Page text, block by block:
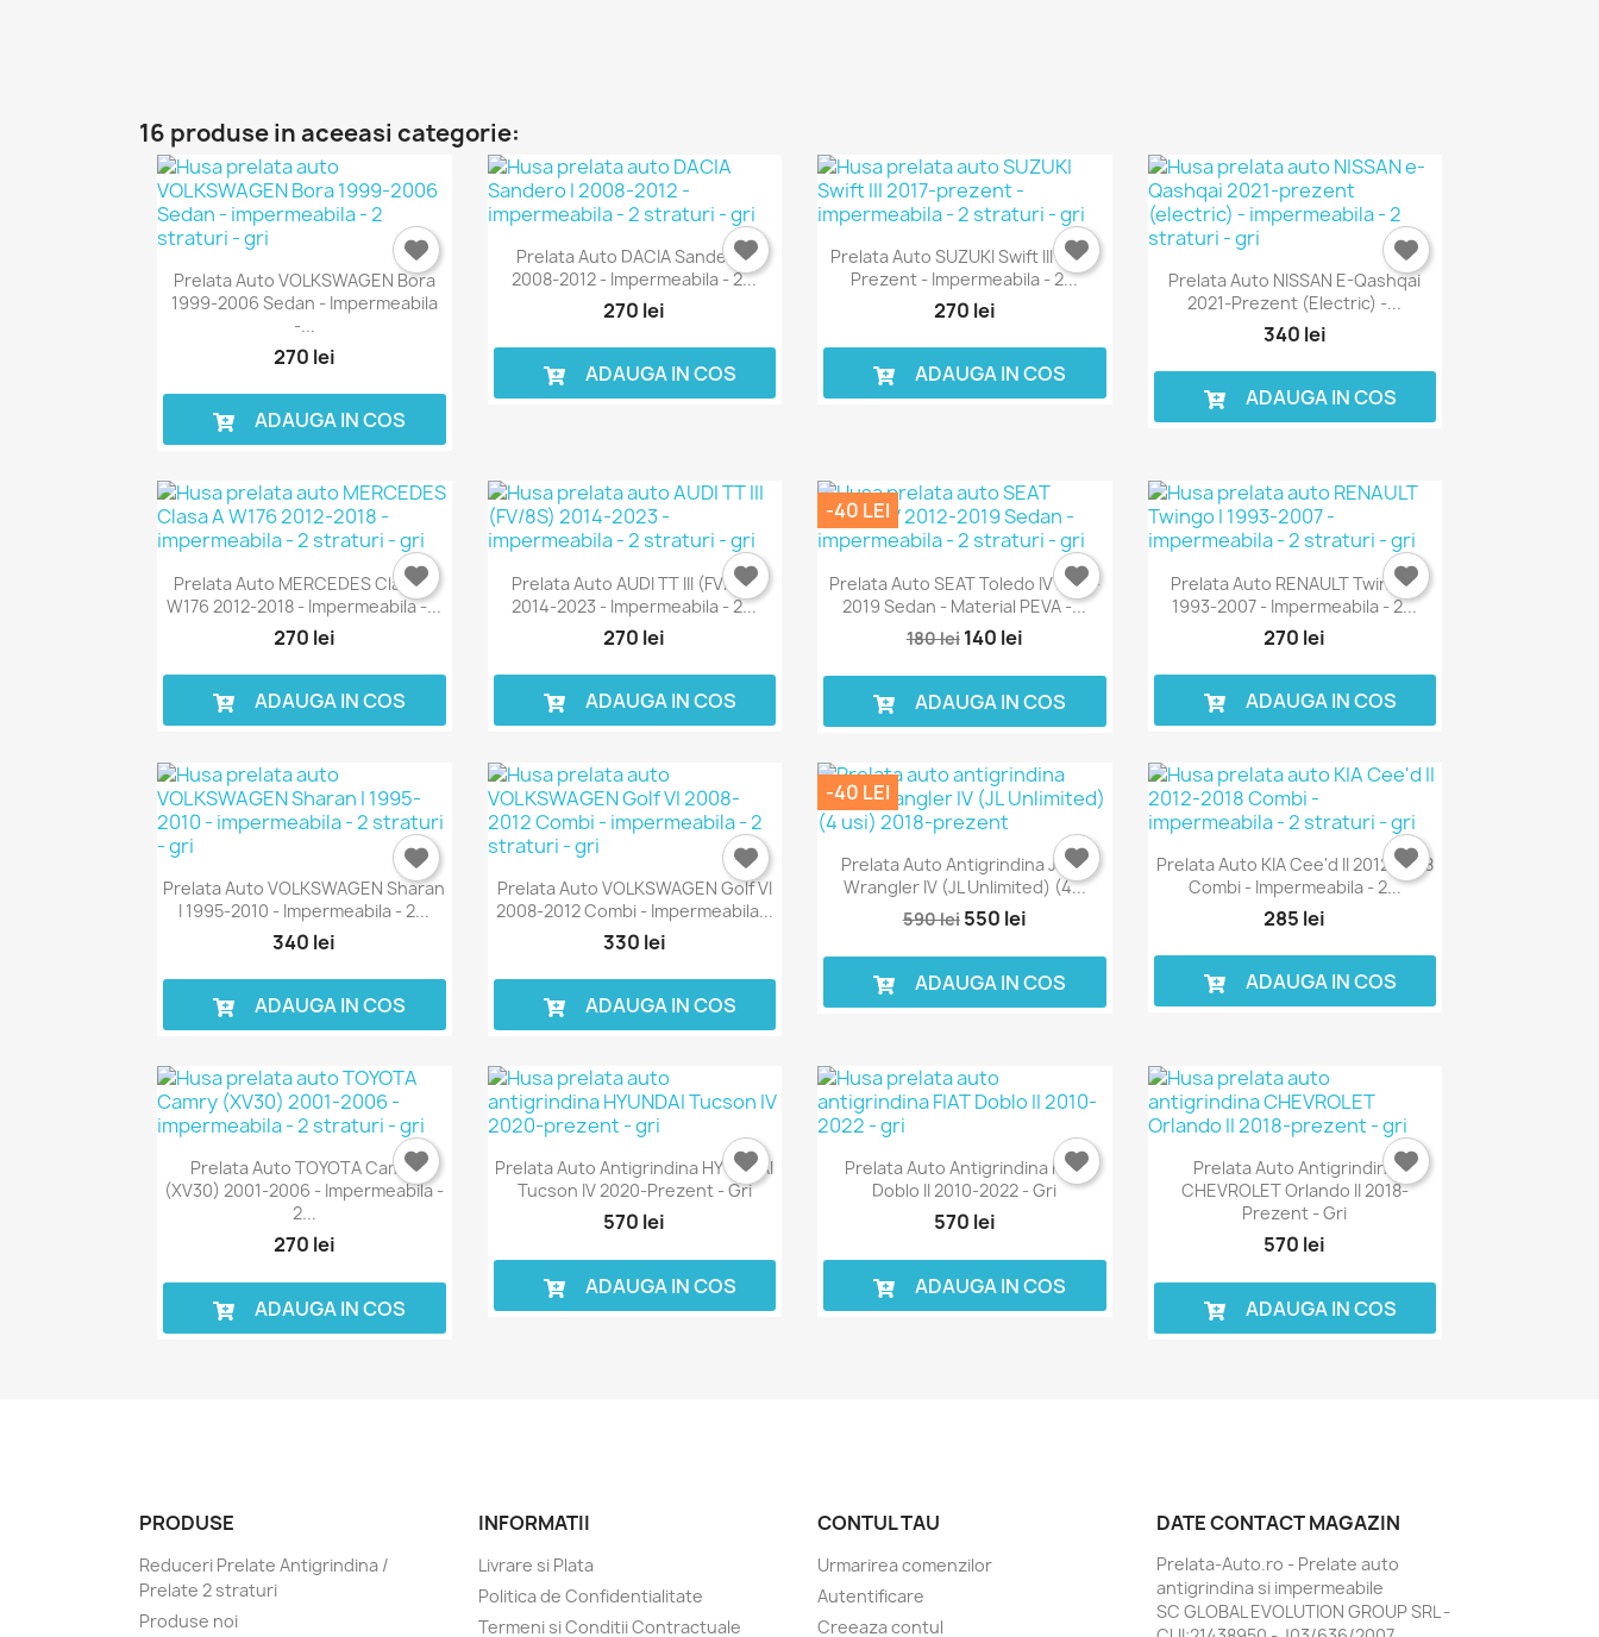
16 produse in aceeasi categorie:
Prelata Auto VOLKSWAGEN Bora
1999-2006 Sedan - Impermeabila
-...
270 lei
ADAUGA IN COS
Prelata Auto DACIA Sandero I
2008-2012 - Impermeabila - 2...
270 lei
ADAUGA IN COS
Prelata Auto SUZUKI Swift III 2017-
Prezent - Impermeabila - 2...
270 lei
ADAUGA IN COS
Prelata Auto NISSAN E-Qashqai
2021-Prezent (electric) -...
340 lei
ADAUGA IN COS
Prelata Auto MERCEDES Clasa A
W176 2012-2018 - Impermeabila -...
270 lei
ADAUGA IN COS
Prelata Auto AUDI TT III (FV/8S)
2014-2023 - Impermeabila - 2...
270 lei
ADAUGA IN COS
Prelata Auto SEAT Toledo IV 2012-
2019 Sedan - Material PEVA -...
180 lei 140 lei
-40 LEI
ADAUGA IN COS
Prelata Auto RENAULT Twingo I
1993-2007 - Impermeabila - 2...
270 lei
ADAUGA IN COS
Prelata Auto VOLKSWAGEN Sharan
I 1995-2010 - Impermeabila - 2...
340 lei
ADAUGA IN COS
Prelata Auto VOLKSWAGEN Golf VI
2008-2012 Combi - Impermeabila...
330 lei
ADAUGA IN COS
Prelata Auto Antigrindina JEEP
Wrangler IV (JL Unlimited) (4...
590 lei 550 lei
-40 LEI
ADAUGA IN COS
Prelata Auto KIA Cee'd II 2012-2018
Combi - Impermeabila - 2...
285 lei
ADAUGA IN COS
Prelata Auto TOYOTA Camry
(XV30) 2001-2006 - Impermeabila -
2...
270 lei
ADAUGA IN COS
Prelata Auto Antigrindina HYUNDAI
Tucson IV 2020-Prezent - Gri
570 lei
ADAUGA IN COS
Prelata Auto Antigrindina FIAT
Doblo II 2010-2022 - Gri
570 lei
ADAUGA IN COS
Prelata Auto Antigrindina
CHEVROLET Orlando II 2018-
Prezent - Gri
570 lei
ADAUGA IN COS
PRODUSE
Reduceri Prelate Antigrindina /
Prelate 2 straturi
Produse noi
INFORMATII
Livrare si Plata
Politica de Confidentialitate
Termeni si Conditii Contractuale
CONTUL TAU
Urmarirea comenzilor
Autentificare
Creeaza contul
DATE CONTACT MAGAZIN
Prelata-Auto.ro - Prelate auto
antigrindina si impermeabile
SC GLOBAL EVOLUTION GROUP SRL -